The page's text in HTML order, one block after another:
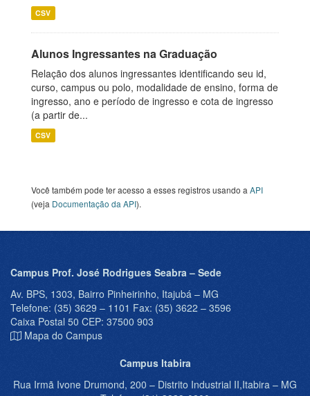
CSV
Alunos Ingressantes na Graduação
Relação dos alunos ingressantes identificando seu id,
curso, campus ou polo, modalidade de ensino, forma de
ingresso, ano e período de ingresso e cota de ingresso
(a partir de...
CSV
Você também pode ter acesso a esses registros usando a API
(veja Documentação da API).
Campus Prof. José Rodrigues Seabra – Sede
Av. BPS, 1303, Bairro Pinheirinho, Itajubá – MG
Telefone: (35) 3629 – 1101 Fax: (35) 3622 – 3596
Caixa Postal 50 CEP: 37500 903
Mapa do Campus
Campus Itabira
Rua Irmã Ivone Drumond, 200 – Distrito Industrial II,Itabira – MG